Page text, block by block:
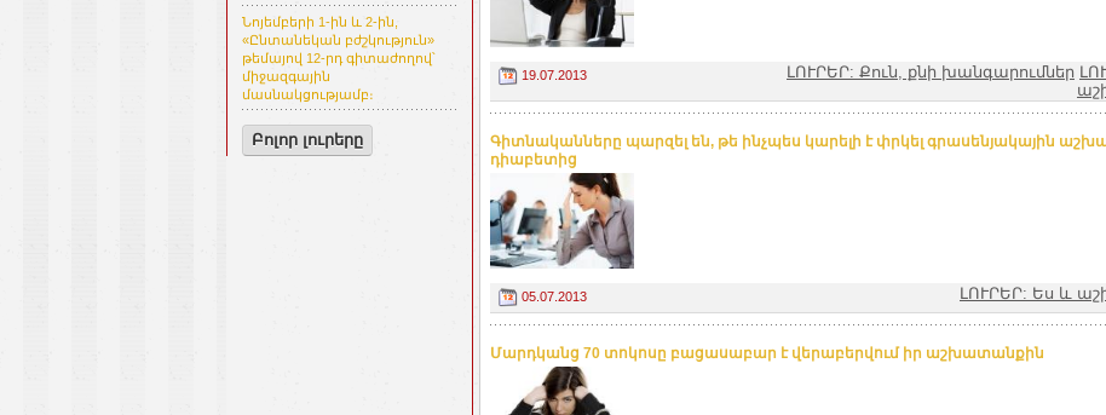
Նոյեմբերի 1-ին և 2-ին,
«Ընտանեկան բժշկություն»
թեմայով 12-րդ գիտաժողով՝
միջազգային
մասնակցությամբ։
Բոլոր լուրերը
19.07.2013 ԼՈՒՐԵՐ: Քուն, քնի խանգարումներ
Գիտնականները պարզել են, թե ինչպես կարելի է փրկել գրասենյակային
դիաբետից
05.07.2013 ԼՈՒՐԵՐ: Ես և
Մարդկանց 70 տոկոսը բացասաբար է վերաբերվում իր աշխատանքին